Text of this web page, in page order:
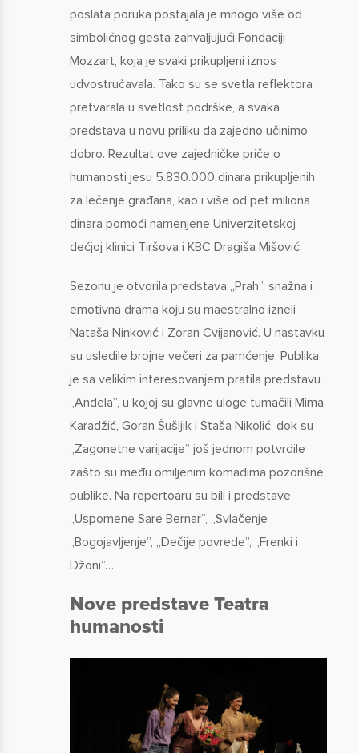
poslata poruka postajala je mnogo više od
simboličnog gesta zahvaljujući Fondaciji
Mozzart, koja je svaki prikupljeni iznos
udvostručavala. Tako su se svetla reflektora
pretvarala u svetlost podrške, a svaka
predstava u novu priliku da zajedno učinimo
dobro. Rezultat ove zajedničke priče o
humanosti jesu 5.830.000 dinara prikupljenih
za lečenje građana, kao i više od pet miliona
dinara pomoći namenjene Univerzitetskoj
dečjoj klinici Tiršova i KBC Dragiša Mišović.
Sezonu je otvorila predstava „Prah”, snažna i
emotivna drama koju su maestralno izneli
Nataša Ninković i Zoran Cvijanović. U nastavku
su usledile brojne večeri za pamćenje. Publika
je sa velikim interesovanjem pratila predstavu
„Anđela”, u kojoj su glavne uloge tumačili Mima
Karadžić, Goran Šušljik i Staša Nikolić, dok su
„Zagonetne varijacije” još jednom potvrdile
zašto su među omiljenim komadima pozorišne
publike. Na repertoaru su bili i predstave
„Uspomene Sare Bernar”, „Svlačenje
„Bogojavljenje”, „Dečije povrede”, „Frenki i
Džoni”…
Nove predstave Teatra
humanosti